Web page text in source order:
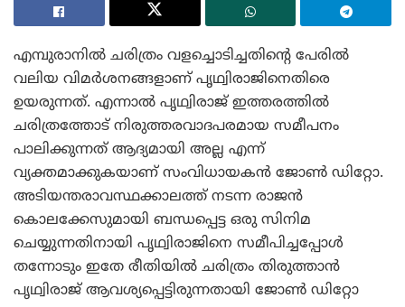
എമ്പുരാനിൽ ചരിത്രം വളച്ചൊടിച്ചതിന്റെ പേരിൽ
വലിയ വിമർശനങ്ങളാണ് പൃഥ്വിരാജിനെതിരെ
ഉയരുന്നത്. എന്നാൽ പൃഥ്വിരാജ് ഇത്തരത്തിൽ
ചരിത്രത്തോട് നിരുത്തരവാദപരമായ സമീപനം
പാലിക്കുന്നത് ആദ്യമായി അല്ല എന്ന്
വ്യക്തമാക്കുകയാണ് സംവിധായകൻ ജോൺ ഡിറ്റോ.
അടിയന്തരാവസ്ഥക്കാലത്ത് നടന്ന രാജൻ
കൊലക്കേസുമായി ബന്ധപ്പെട്ട ഒരു സിനിമ
ചെയ്യുന്നതിനായി പൃഥ്വിരാജിനെ സമീപിച്ചപ്പോൾ
തന്നോടും ഇതേ രീതിയിൽ ചരിത്രം തിരുത്താൻ
പൃഥ്വിരാജ് ആവശ്യപ്പെട്ടിരുന്നതായി ജോൺ ഡിറ്റോ